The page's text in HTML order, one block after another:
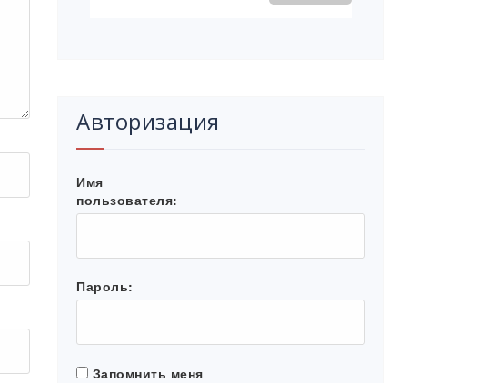
Авторизация
Имя
пользователя:
Пароль:
Запомнить меня